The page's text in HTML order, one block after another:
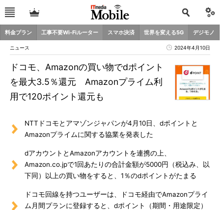
料金プラン 工事不要Wi-Fiルーター スマホ決済 世界を変える5G デジモノ
ニュース 2024年4月10日
ドコモ、Amazonの買い物でdポイント
を最大3.5％還元 Amazonプライム利
用で120ポイント還元も
NTTドコモとアマゾンジャパンが4月10日、dポイントと
Amazonプライムに関する協業を発表した
dアカウントとAmazonアカウントを連携の上、
Amazon.co.jpで1回あたりの合計金額が5000円（税込み、以
下同）以上の買い物をすると、1％のdポイントがたまる
ドコモ回線を持つユーザーは、ドコモ経由でAmazonプライ
ム月間プランに登録すると、dポイント（期間・用途限定）